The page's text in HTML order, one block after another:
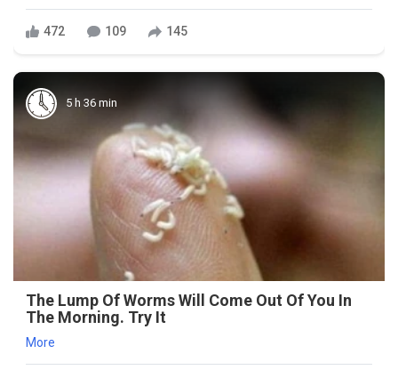
472 109 145
5 h 36 min
The Lump Of Worms Will Come Out Of You In
The Morning. Try It
More